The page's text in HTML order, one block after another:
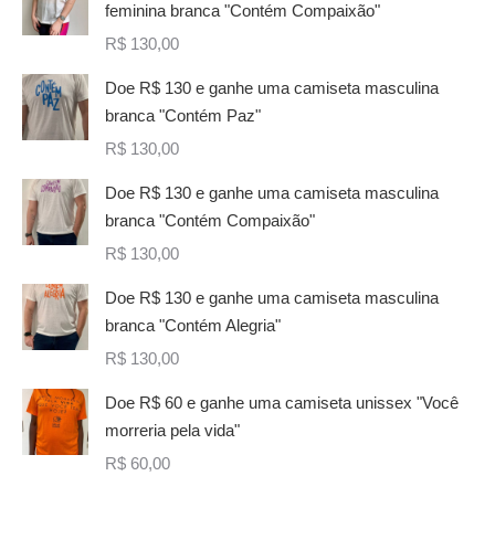
feminina branca "Contém Compaixão"
R$ 130,00
Doe R$ 130 e ganhe uma camiseta masculina
branca "Contém Paz"
R$ 130,00
Doe R$ 130 e ganhe uma camiseta masculina
branca "Contém Compaixão"
R$ 130,00
Doe R$ 130 e ganhe uma camiseta masculina
branca "Contém Alegria"
R$ 130,00
Doe R$ 60 e ganhe uma camiseta unissex "Você
morreria pela vida"
R$ 60,00